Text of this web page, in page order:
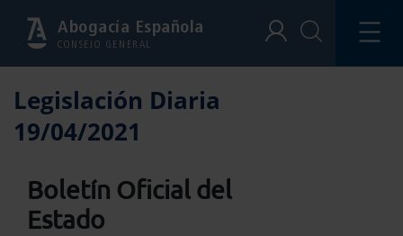
Abogacía Española
CONSEJO GENERAL
Legislación Diaria
19/04/2021
Boletín Oficial del
Estado